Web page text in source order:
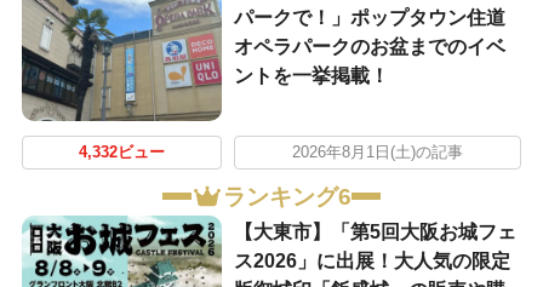
パークで！」ポップタウン住道
オペラパークのお盆までのイベ
ントを一挙掲載！
4,332ビュー 2026年8月1日(土)の記事
ランキング6
【大東市】「第5回大阪お城フェ
ス2026」に出展！大人気の限定